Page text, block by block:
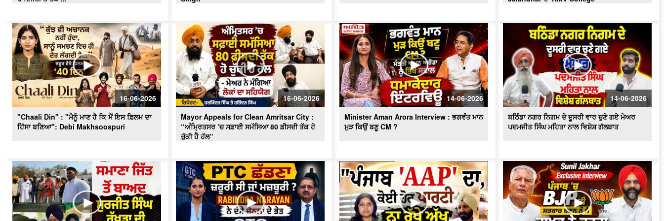
Punjabi Girl Gone To Ama Dablam :
ਪੰਜਾਬ ਦੀ ਧੀ ਜਿਸ ਨੇ ਪਿਤਾ ਦਾ ਸੁਪਨਾ ਕੀਤਾ
ਸਾਕਾਰ ਫਤਿਹ ਕੀਤੀ ਉੱਚੀ ਚੋਟੀ
Exclusive : Surjit Singh Rakhra
Interview, AAP ‘ਚ ਸ਼ਾਮਿਲ ਹੋਣ ਮਗਰੋਂ
Mothers Day ਦੇ ਮੌਕੇ 'ਤੇ Special ਬੱਚਿਆਂ
ਦੀਆਂ ਮਾਵਾਂ ਨਾਲ ਖ਼ਾਸ ਗੱਲਬਾਤ
Punjab BJP ਦੀ Senior leadership ਦੀ
DGP Gaurav Yadav ਨਾਲ ਮੁਲਾਕਾਤ
ਕਾਮਯਾਬੀ ਦੇ ਰਸਤੇ ’ਚ ਖੋਇਆ ਸਮਾਂ -ਮਾਂ ਦੀ
ਆਖ਼ਰੀ ਪੁਕਾਰ ਦਾ ਪਛਤਾਵਾ -ਸਟੇਟ ਐਵਾਰਡੀ
ਰੇਸ਼ਮ ਕੌਰ
'ਆਪ' ਬਾਗ਼ੀਆਂ ਦੀ ਭਾਜਪਾ 'ਚ ਸ਼ਮੂਲੀਅਤ 'ਤੇ
Tarun Chugh ਦਾ ਧਮਾਕੇਦਾਰ ਇੰਟਰਵਿਊ
16-06-2026
"Chaali Din" : "ਮੈਨੂੰ ਮਾਣ ਹੈ ਕਿ ਮੈਂ ਇਸ ਫ਼ਿਲਮ ਦਾ
ਹਿੱਸਾ ਬਣਿਆ": Debi Makhsoospuri
16-06-2026
Mayor Appeals for Clean Amritsar City :
‘‘ਅੰਮ੍ਰਿਤਸਰ ’ਚ ਸਫ਼ਾਈ ਸਮੱਸਿਆ 80 ਫ਼ੀਸਦੀ ਤੱਕ ਹੋ
ਚੁੱਕੀ ਹੈ ਹੱਲ’’
14-06-2026
Minister Aman Arora Interview : ਭਗਵੰਤ ਮਾਨ
ਮੁੜ ਕਿਉਂ ਬਣੂ CM ?
14-06-2026
ਬਠਿੰਡਾ ਨਗਰ ਨਿਗਮ ਦੇ ਦੂਸਰੀ ਵਾਰ ਚੁਣੇ ਗਏ ਮੇਅਰ
ਪਦਮਜੀਤ ਸਿੰਘ ਮਹਿਤਾ ਨਾਲ ਵਿਸ਼ੇਸ਼ ਗੱਲਬਾਤ